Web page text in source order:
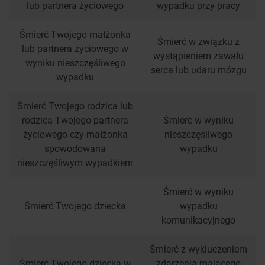
lub partnera życiowego wypadku przy pracy
Śmierć Twojego małżonka
lub partnera życiowego w
wyniku nieszczęśliwego
wypadku
Śmierć w związku z
wystąpieniem zawału
serca lub udaru mózgu
Śmierć Twojego rodzica lub
rodzica Twojego partnera
życiowego czy małżonka
spowodowana
nieszczęśliwym wypadkiem
Śmierć w wyniku
nieszczęśliwego
wypadku
Śmierć Twojego dziecka
Śmierć w wyniku
wypadku
komunikacyjnego
Śmierć z wykluczeniem